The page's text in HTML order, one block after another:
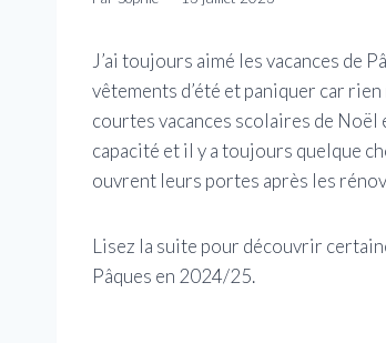
J’ai toujours aimé les vacances de
vêtements d’été et paniquer car
courtes vacances scolaires de
capacité et il y a toujours quelque
ouvrent leurs portes après les
Lisez la suite pour découvrir
Pâques en 2024/25.